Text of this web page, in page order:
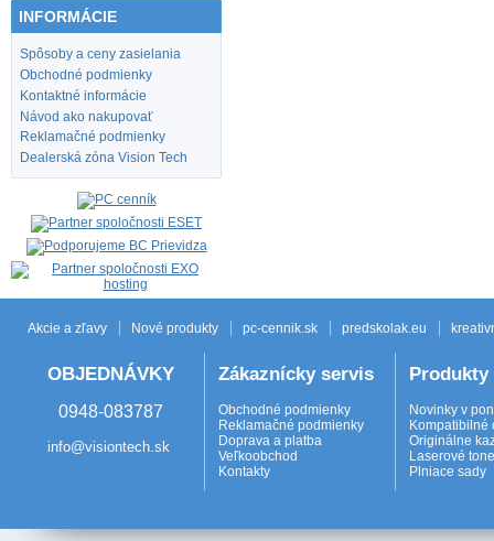
INFORMÁCIE
Spôsoby a ceny zasielania
Obchodné podmienky
Kontaktné informácie
Návod ako nakupovať
Reklamačné podmienky
Dealerská zóna Vision Tech
Akcie a zľavy Nové produkty pc-cennik.sk predskolak.eu
OBJEDNÁVKY
0948-083787
info@visiontech.sk
Zákaznícky servis
Obchodné podmienky
Reklamačné podmienky
Doprava a platba
Veľkoobchod
Kontakty
Produkty
Novinky v
Kompatibilné
Originálne
Laserové
Plniace sady